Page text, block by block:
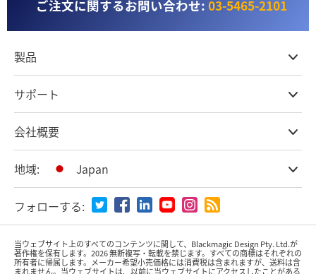
ご注文に関するお問い合わせ: 03‑5465‑2101
製品
DaVinci Resolve & Fusionソフトウェア
ネットワークストレージ
ATEMライブプロダクション
収録、キャプチャー、再生
放送用コンバーター
ルーティング＆配信
モニタリング＆テスト用機器
サポート
ストアに関するよくある質問
製品サポートセンター
お問い合わせ
特定商取引法に基づく表記
会社概要
会社概要
パートナー
メディア
地域: Japan
国または地域から選択
Australia
フォローする:
当ウェブサイト上のすべてのコンテンツに関して、Blackmagic Design Pty. Ltd.が
著作権を保有します。 2026 無断複写・転載を禁じます。すべての商標はそれぞれの
所有者に帰属します。 メーカー希望小売価格には消費税は含まれますが、送料は含
まれません。当ウェブサイトは、以前に当ウェブサイトにアクセスしたことがある